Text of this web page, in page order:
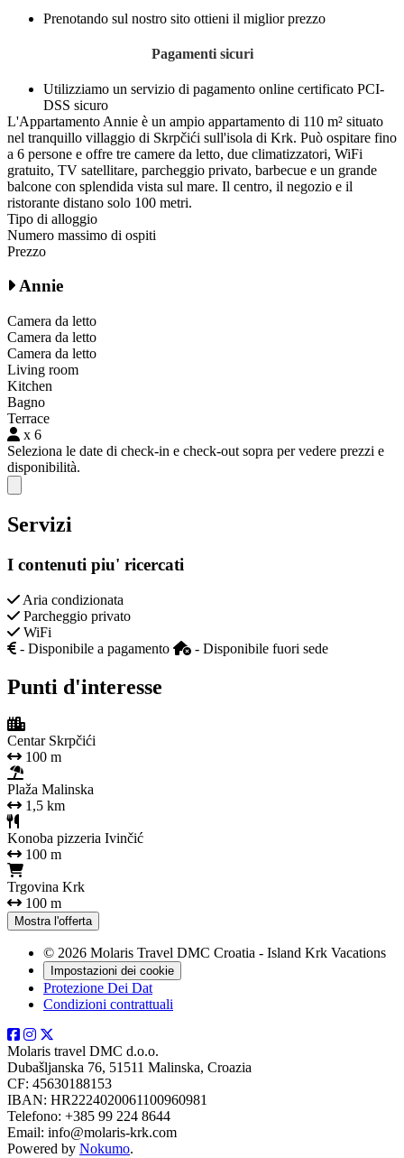
Prenotando sul nostro sito ottieni il miglior prezzo
Pagamenti sicuri
Utilizziamo un servizio di pagamento online certificato PCI-
DSS sicuro
L'Appartamento Annie è un ampio appartamento di 110 m² situato
nel tranquillo villaggio di Skrpčići sull'isola di Krk. Può ospitare fino
a 6 persone e offre tre camere da letto, due climatizzatori, WiFi
gratuito, TV satellitare, parcheggio privato, barbecue e un grande
balcone con splendida vista sul mare. Il centro, il negozio e il
ristorante distano solo 100 metri.
Tipo di alloggio
Numero massimo di ospiti
Prezzo
Annie
Camera da letto
Camera da letto
Camera da letto
Living room
Kitchen
Bagno
Terrace
x 6
Seleziona le date di check-in e check-out sopra per vedere prezzi e
disponibilità.
Close modal
Servizi
I contenuti piu' ricercati
Aria condizionata
Parcheggio privato
WiFi
- Disponibile a pagamento
- Disponibile fuori sede
Punti d'interesse
Centar Skrpčići
100 m
Plaža Malinska
1,5 km
Konoba pizzeria Ivinčić
100 m
Trgovina Krk
100 m
Mostra l'offerta
© 2026 Molaris Travel DMC Croatia - Island Krk Vacations
Impostazioni dei cookie
Protezione Dei Dat
Condizioni contrattuali
Molaris travel DMC d.o.o.
Dubašljanska 76, 51511 Malinska, Croazia
CF: 45630188153
IBAN: HR2224020061100960981
Telefono: +385 99 224 8644
Email: info@molaris-krk.com
Powered by Nokumo.